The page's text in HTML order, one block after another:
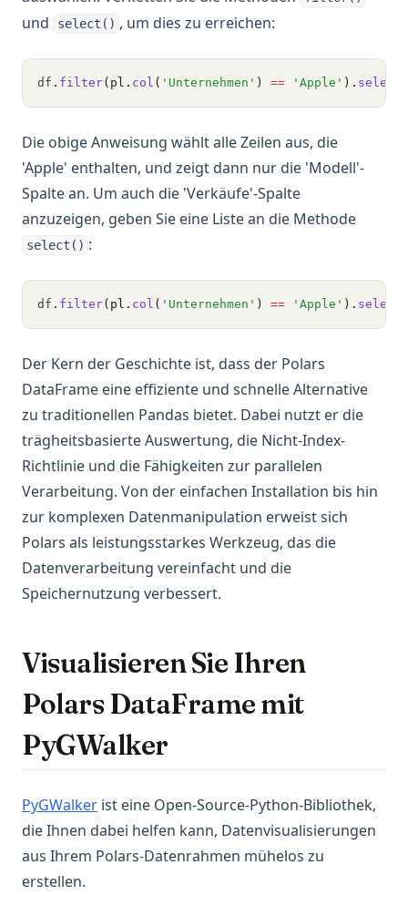
und select() , um dies zu erreichen:
df . filter(pl. col ( 'Unternehmen' ) == 'Apple' ). select
Die obige Anweisung wählt alle Zeilen aus, die
'Apple' enthalten, und zeigt dann nur die 'Modell'-
Spalte an. Um auch die 'Verkäufe'-Spalte
anzuzeigen, geben Sie eine Liste an die Methode
select() :
df . filter(pl. col ( 'Unternehmen' ) == 'Apple' ). select
Der Kern der Geschichte ist, dass der Polars
DataFrame eine effiziente und schnelle Alternative
zu traditionellen Pandas bietet. Dabei nutzt er die
trägheitsbasierte Auswertung, die Nicht-Index-
Richtlinie und die Fähigkeiten zur parallelen
Verarbeitung. Von der einfachen Installation bis hin
zur komplexen Datenmanipulation erweist sich
Polars als leistungsstarkes Werkzeug, das die
Datenverarbeitung vereinfacht und die
Speichernutzung verbessert.
Visualisieren Sie Ihren
Polars DataFrame mit
PyGWalker
PyGWalker(opens in a new tab)
ist eine Open-Source-Python-Bibliothek,
die Ihnen dabei helfen kann, Datenvisualisierungen
aus Ihrem Polars-Datenrahmen mühelos zu
erstellen.